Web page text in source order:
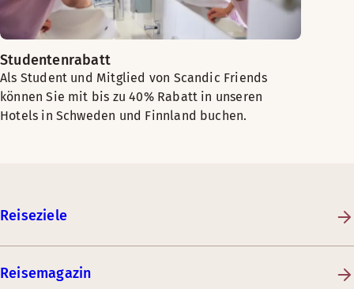
Studentenrabatt
Als Student und Mitglied von Scandic Friends
können Sie mit bis zu 40% Rabatt in unseren
Hotels in Schweden und Finnland buchen.
Reiseziele
Reisemagazin